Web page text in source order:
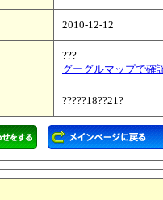
2010-12-12
???
グーグルマップで確
?????18??21?